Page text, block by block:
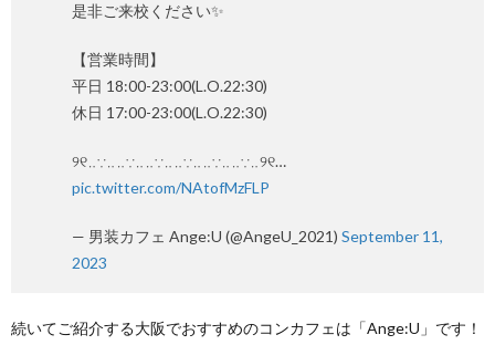
是非ご来校ください✨
【営業時間】
平日 18:00-23:00(L.O.22:30)
休日 17:00-23:00(L.O.22:30)
୨୧‥∵‥‥∵‥‥∵‥‥∵‥‥∵‥‥∵‥୨୧…
pic.twitter.com/NAtofMzFLP
— 男装カフェ Ange:U (@AngeU_2021) September 11,
2023
続いてご紹介する大阪でおすすめのコンカフェは「Ange:U」です！